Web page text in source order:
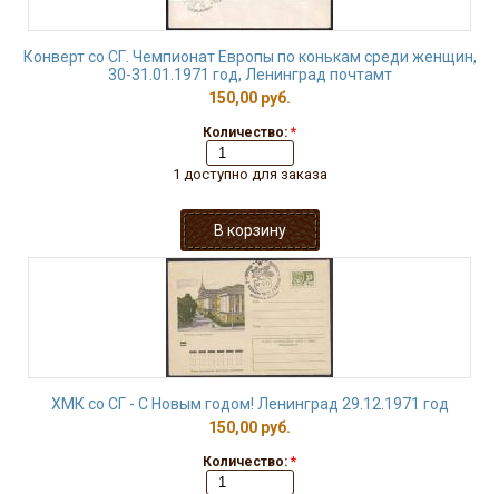
Конверт со СГ. Чемпионат Европы по конькам среди женщин,
30-31.01.1971 год, Ленинград почтамт
150,00 руб.
Количество: *
1 доступно для заказа
ХМК со СГ - С Новым годом! Ленинград 29.12.1971 год
150,00 руб.
Количество: *